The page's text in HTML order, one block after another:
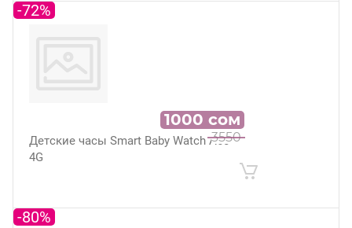
Детские часы Smart Baby Watch A60
4G
-72%
3550
1000 сом
-80%